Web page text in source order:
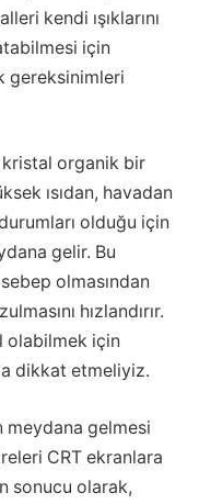
kendi ışıklarını
için
gereksinimleri
kristal organik bir
ısıdan, havadan
olduğu için
gelir. Bu
olmasından
hızlandırır.
olabilmek için
dikkat etmeliyiz.
meydana gelmesi
CRT ekranlara
sonucu olarak,